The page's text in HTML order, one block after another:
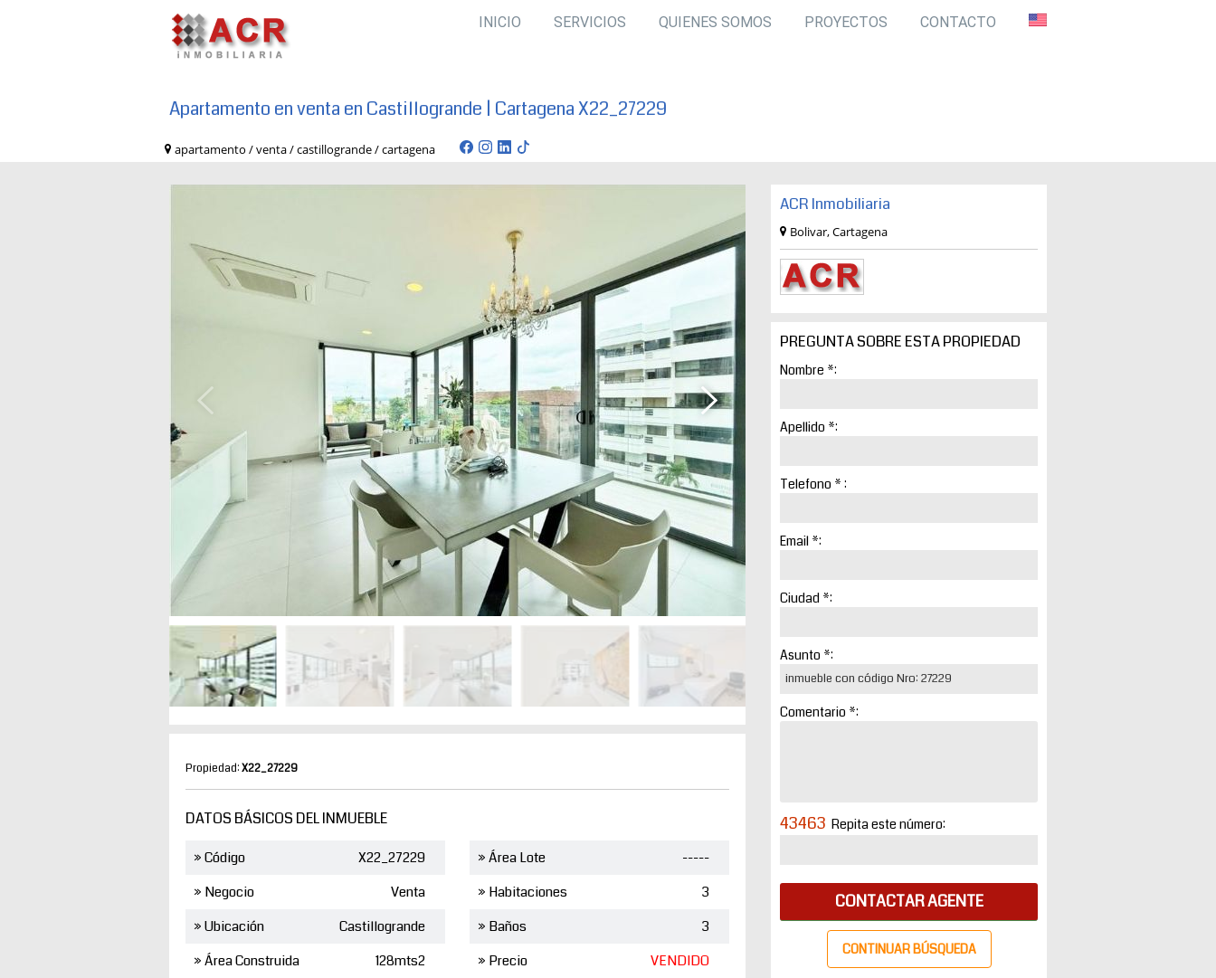
INICIO SERVICIOS QUIENES SOMOS PROYECTOS CONTACTO
Apartamento en venta en Castillogrande | Cartagena X22_27229
apartamento / venta / castillogrande / cartagena
Propiedad:X22_27229
DATOS BÁSICOS DEL INMUEBLE
» Código
X22_27229
» Negocio
Venta
» Ubicación
Castillogrande
» Área Construida
128mts2
» Área Lote
-----
» Habitaciones
3
» Baños
3
» Precio
VENDIDO
ACR Inmobiliaria
Bolivar, Cartagena
PREGUNTA SOBRE ESTA PROPIEDAD
Nombre *:
Apellido *:
Telefono * :
Email *:
Ciudad *:
Asunto *:
Comentario *:
43463 Repita este número:
CONTACTAR AGENTE
CONTINUAR BÚSQUEDA